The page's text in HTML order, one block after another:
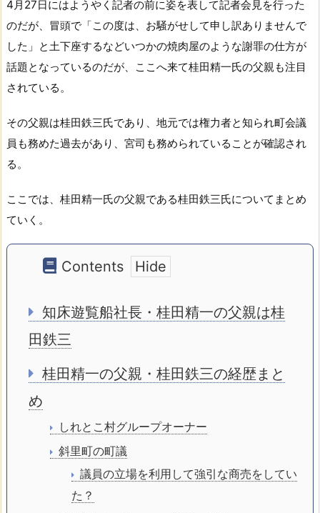
4月27日にはようやく記者の前に姿を表して記者会見を行った
のだが、冒頭で「この度は、お騒がせして申し訳ありませんで
した」と土下座するなどいつかの焼肉屋のような謝罪の仕方が
話題となっているのだが、ここへ来て桂田精一氏の父親も注目
されている。
その父親は桂田鉄三氏であり、地元では権力者と知られ町会議
員も務めた過去があり、宮司も務められていることが確認され
る。
ここでは、桂田精一氏の父親である桂田鉄三氏についてまとめ
ていく。
Contents
知床遊覧船社長・桂田精一の父親は桂
田鉄三
桂田精一の父親・桂田鉄三の経歴まと
め
しれとこ村グループオーナー
斜里町の町議
議員の立場を利用して強引な商売をしてい
た？